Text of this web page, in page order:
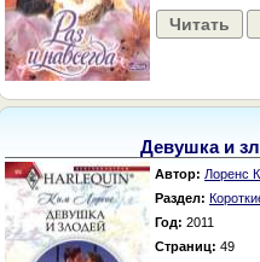
Читать
Девушка и
Автор: Лоренс
Раздел:
Год: 2011
Страниц: 49